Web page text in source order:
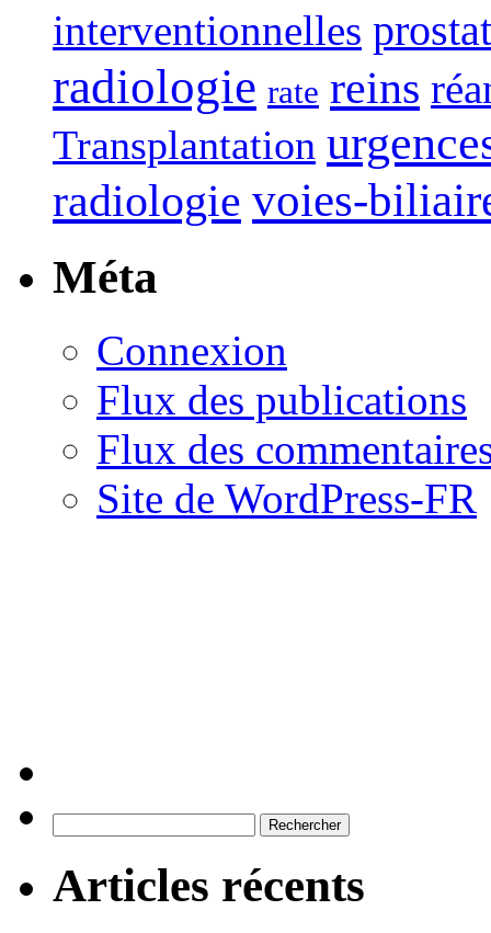
interventionnelles
radiologie rate reins
Transplantation
radiologie voies-
Méta
Connexion
Flux des publications
Flux des
Site de WordPress-FR
Articles récents